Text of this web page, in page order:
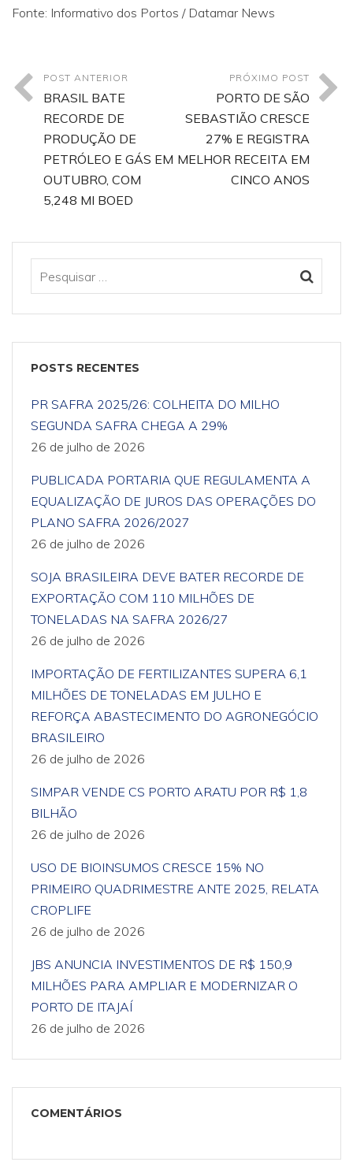
Fonte: Informativo dos Portos / Datamar News
POST ANTERIOR
BRASIL BATE
RECORDE DE
PRODUÇÃO DE
PETRÓLEO E GÁS EM
OUTUBRO, COM
5,248 MI BOED
PRÓXIMO POST
PORTO DE SÃO
SEBASTIÃO CRESCE
27% E REGISTRA
MELHOR RECEITA EM
CINCO ANOS
POSTS RECENTES
PR SAFRA 2025/26: COLHEITA DO MILHO
SEGUNDA SAFRA CHEGA A 29%
26 de julho de 2026
PUBLICADA PORTARIA QUE REGULAMENTA A
EQUALIZAÇÃO DE JUROS DAS OPERAÇÕES DO
PLANO SAFRA 2026/2027
26 de julho de 2026
SOJA BRASILEIRA DEVE BATER RECORDE DE
EXPORTAÇÃO COM 110 MILHÕES DE
TONELADAS NA SAFRA 2026/27
26 de julho de 2026
IMPORTAÇÃO DE FERTILIZANTES SUPERA 6,1
MILHÕES DE TONELADAS EM JULHO E
REFORÇA ABASTECIMENTO DO AGRONEGÓCIO
BRASILEIRO
26 de julho de 2026
SIMPAR VENDE CS PORTO ARATU POR R$ 1,8
BILHÃO
26 de julho de 2026
USO DE BIOINSUMOS CRESCE 15% NO
PRIMEIRO QUADRIMESTRE ANTE 2025, RELATA
CROPLIFE
26 de julho de 2026
JBS ANUNCIA INVESTIMENTOS DE R$ 150,9
MILHÕES PARA AMPLIAR E MODERNIZAR O
PORTO DE ITAJAÍ
26 de julho de 2026
COMENTÁRIOS